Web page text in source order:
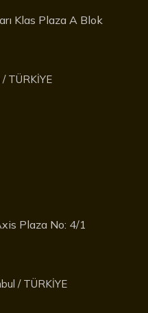
Klas Plaza A Blok
TÜRKİYE
Plaza No: 4/1
/ TÜRKİYE